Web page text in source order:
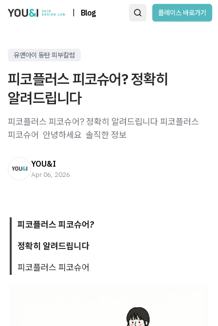
Blog 플레이스 바로가기
유앤아이 동탄 피부칼럼
피코플러스 피코슈어? 정확히
알려드립니다
피코플러스 피코슈어? 정확히 알려드립니다 피코플러스
피코슈어 ​ 안녕하세요 ​ 솔직한 정보
YOU&I
Apr 06, 2026
피코플러스 피코슈어?
정확히 알려드립니다
피코플러스 피코슈어